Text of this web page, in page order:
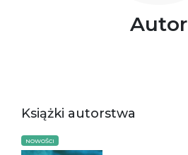
Autor
Książki autorstwa
NOWOŚCI